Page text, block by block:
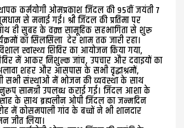
कर्मयोगी ओमप्रकाश जिंदल की 95वीं जयंती 7
से मनाई गई। श्री जिंदल की प्रतिमा पर
ही सुबह के वक़्त सामूहिक सहभागिता से शुरू
का सिलसिला देर शाम तक जारी रहा।
स्वास्थ्य शिविर का आयोजन किया गया,
में आकर निशुल्क जांच, उपचार और दवाइयों का
शहर और आसपास के सभी वृद्धाश्रमों,
सभी संस्थाओं में भोजन की व्यवस्था के साथ
सामग्री उपलब्ध कराई गई। जिंदल आशा के
के साथ ब्रह्मलीन ओपी जिंदल का जन्मदिन
में कोसमपाली गांव के बच्चों ने भी शानदार
जीत लिया।